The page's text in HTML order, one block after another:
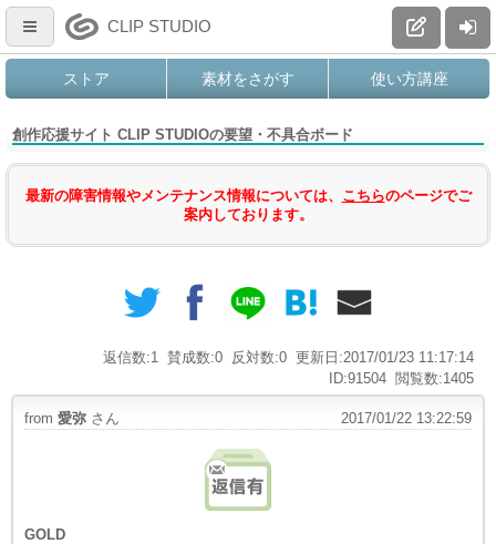
CLIP STUDIO
ストア 素材をさがす 使い方講座
創作応援サイト CLIP STUDIOの要望・不具合ボード
最新の障害情報やメンテナンス情報については、 こちらのページでご
案内しております。
更新日:2017/01/23 11:17:14
反対数:0
賛成数:0
返信数:1
閲覧数:1405
ID:91504
from 愛弥 さん 2017/01/22 13:22:59
GOLD